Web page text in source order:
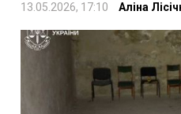
13.05.2026, 17:10 Аліна